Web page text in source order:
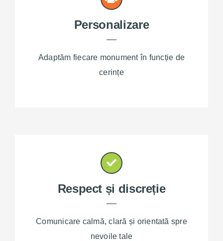
Personalizare
Adaptăm fiecare monument în funcție de
cerințe
Respect și discreție
Comunicare calmă, clară și orientată spre
nevoile tale